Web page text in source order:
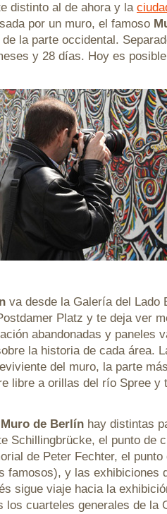
distinto al de ahora y la
por un muro, el famoso
la parte occidental.
y 28 días. Hoy es
va desde la Galería del Lado
Platz y te deja ver
abandonadas y paneles
la historia de cada área.
del muro, la parte
libre a orillas del río Spree y
de Berlín hay distintas
Schillingbrücke, el punto de
de Peter Fechter, el
famosos), y las exhibiciones
sigue viaje hacia la
los cuarteles generales de la